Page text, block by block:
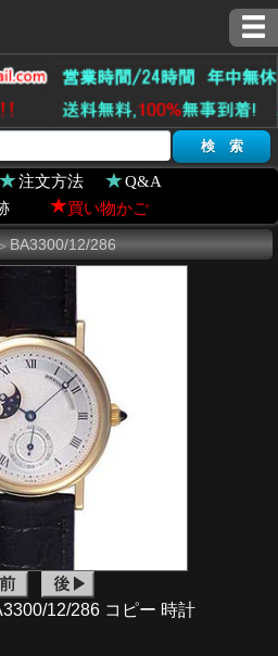
注文方法
Q&A
買い物かご
> BA3300/12/286
12/286 コピー 時計